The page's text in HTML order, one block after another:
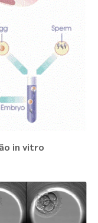
in vitro